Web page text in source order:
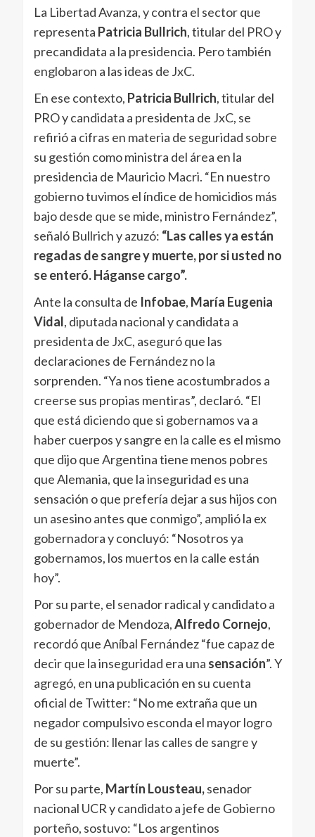
La Libertad Avanza, y contra el sector que
representa Patricia Bullrich, titular del PRO y
precandidata a la presidencia. Pero también
englobaron a las ideas de JxC.
En ese contexto, Patricia Bullrich, titular del
PRO y candidata a presidenta de JxC, se
refirió a cifras en materia de seguridad sobre
su gestión como ministra del área en la
presidencia de Mauricio Macri. “En nuestro
gobierno tuvimos el índice de homicidios más
bajo desde que se mide, ministro Fernández”,
señaló Bullrich y azuzó: “Las calles ya están
regadas de sangre y muerte, por si usted no
se enteró. Háganse cargo”.
Ante la consulta de Infobae, María Eugenia
Vidal, diputada nacional y candidata a
presidenta de JxC, aseguró que las
declaraciones de Fernández no la
sorprenden. “Ya nos tiene acostumbrados a
creerse sus propias mentiras”, declaró. “El
que está diciendo que si gobernamos va a
haber cuerpos y sangre en la calle es el mismo
que dijo que Argentina tiene menos pobres
que Alemania, que la inseguridad es una
sensación o que prefería dejar a sus hijos con
un asesino antes que conmigo”, amplió la ex
gobernadora y concluyó: “Nosotros ya
gobernamos, los muertos en la calle están
hoy”.
Por su parte, el senador radical y candidato a
gobernador de Mendoza,Alfredo Cornejo,
recordó que Aníbal Fernández “fue capaz de
decir que la inseguridad era una sensación”. Y
agregó, en una publicación en su cuenta
oficial de Twitter: “No me extraña que un
negador compulsivo esconda el mayor logro
de su gestión: llenar las calles de sangre y
muerte”.
Por su parte, Martín Lousteau,senador
nacional UCR y candidato a jefe de Gobierno
porteño, sostuvo: “Los argentinos